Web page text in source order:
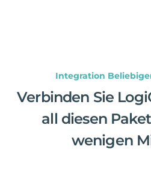
Integration
Verbinden Sie
all diesen
wenigen